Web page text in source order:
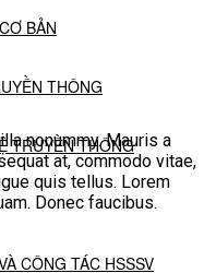
BẢN
THÔNG
TRUYỀN THÔNG
CÔNG TÁC HSSSV
nonummy. Mauris a
at, commodo vitae,
quis tellus. Lorem
Donec faucibus.